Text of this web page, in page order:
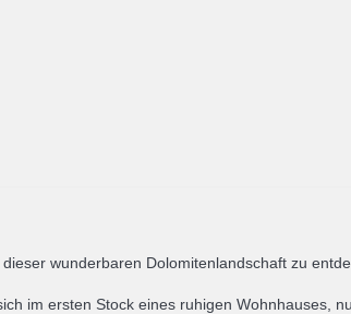
wunderbaren Dolomitenlandschaft zu
im ersten Stock eines ruhigen Wohnhauses,